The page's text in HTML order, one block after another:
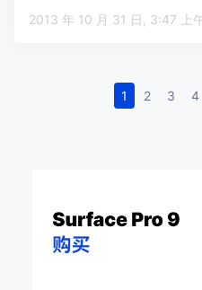
2013 年 10 月 31 日, 3:47
1 2 3 4